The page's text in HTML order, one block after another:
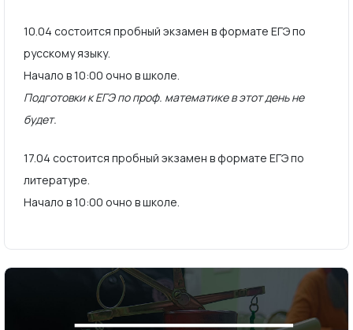
10.04 состоится пробный экзамен в формате ЕГЭ по
русскому языку.
Начало в 10:00 очно в школе.
Подготовки к ЕГЭ по проф. математике в этот день не
будет.
17.04 состоится пробный экзамен в формате ЕГЭ по
литературе.
Начало в 10:00 очно в школе.